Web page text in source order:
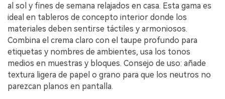
al sol y fines de semana relajados en casa. Esta gama es
ideal en tableros de concepto interior donde los
materiales deben sentirse táctiles y armoniosos.
Combina el crema claro con el taupe profundo para
etiquetas y nombres de ambientes, usa los tonos
medios en muestras y bloques. Consejo de uso: añade
textura ligera de papel o grano para que los neutros no
parezcan planos en pantalla.